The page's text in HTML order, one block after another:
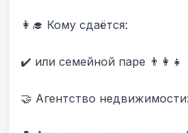
👩‍🎓 Кому сдаётся:
✔️ или семейной паре 👨‍👩‍👧
🤝 Агентство